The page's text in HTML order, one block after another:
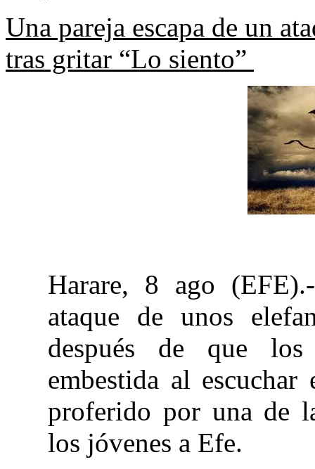
Una pareja escapa de un
tras gritar “Lo siento”
Harare, 8 ago
ataque de unos
después de que
embestida al
proferido por una de
los jóvenes a Efe.